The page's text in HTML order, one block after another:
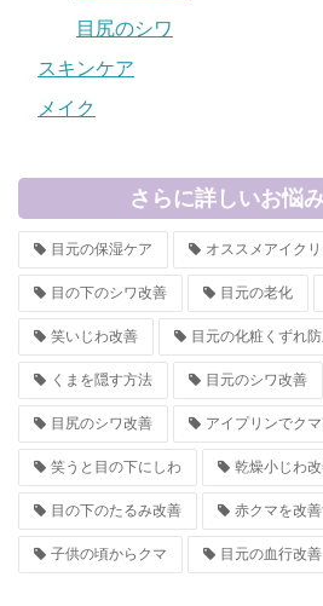
目尻のシワ
スキンケア
メイク
さらに詳しいお悩
目元の保湿ケア オススメアイク
目の下のシワ改善 目元の老化
笑いじわ改善 目元の化粧くずれ
くまを隠す方法 目元のシワ改善
目尻のシワ改善 アイプリンでク
笑うと目の下にしわ 乾燥小じわ
目の下のたるみ改善 赤クマを改
子供の頃からクマ 目元の血行改善